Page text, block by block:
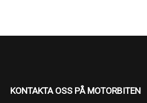
KONTAKTA OSS PÅ MOTORBITEN